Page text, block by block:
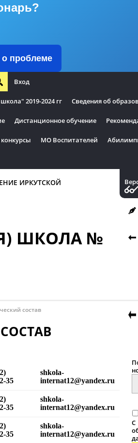
проблеме
2019-2024 гг Сведения об
Дистанционное обучение
МО Воспитателей
Вход
ИРКУТСКОЙ
ШКОЛА №
состав
35
shkola-
internat12@yandex.ru
35
shkola-
internat12@yandex.ru
35
shkola-
internat12@yandex.ru
С